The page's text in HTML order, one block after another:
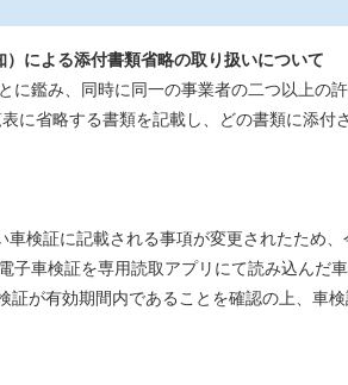
による添付書類省略の取り扱いについて
に鑑み、同時に同一の事業者の二つ以上の
省略する書類を記載し、どの書類に添付
証に記載される事項が変更されたため、
車検証を専用読取アプリにて読み込ん
が有効期間内であることを確認の上、車